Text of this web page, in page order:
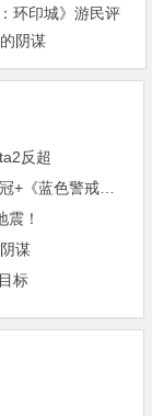
环印城》游民评
阴谋
反超
！
谋
标